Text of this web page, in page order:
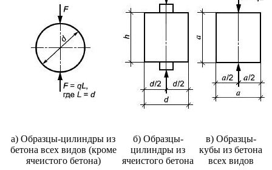
а) Образцы-цилиндры из
бетона всех видов (кроме
ячеистого бетона)
б) Образцы-
цилиндры из
ячеистого бетона
в) Образцы-
кубы из бетона
всех видов